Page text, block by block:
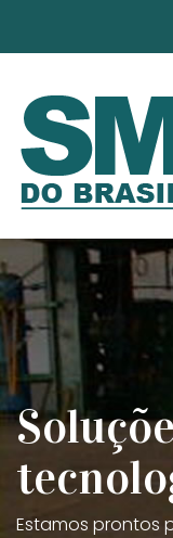
Estamos prontos